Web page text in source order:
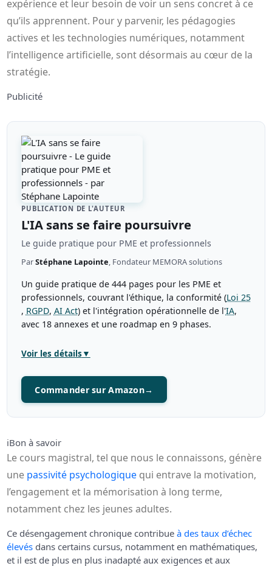
expérience et leur besoin de voir un sens concret à ce
qu’ils apprennent. Pour y parvenir, les pédagogies
actives et les technologies numériques, notamment
l’intelligence artificielle, sont désormais au cœur de la
stratégie.
Publicité
PUBLICATION DE L'AUTEUR
L'IA sans se faire poursuivre
Le guide pratique pour PME et professionnels
ParStéphane Lapointe, Fondateur MEMORA solutions
Un guide pratique de 444 pages pour les PME et
professionnels, couvrant l'éthique, la conformité (Loi 25
, RGPD, AI Act) et l'intégration opérationnelle de l'IA,
avec 18 annexes et une roadmap en 9 phases.
Voir les détails▼
Commander sur Amazon→
ℹ️Bon à savoir
Le cours magistral, tel que nous le connaissons, génère
une passivité psychologique qui entrave la motivation,
l’engagement et la mémorisation à long terme,
notamment chez les jeunes adultes.
Ce désengagement chronique contribueà des taux d’échec
élevés dans certains cursus, notamment en mathématiques,
et il est de plus en plus inadapté aux exigences et aux